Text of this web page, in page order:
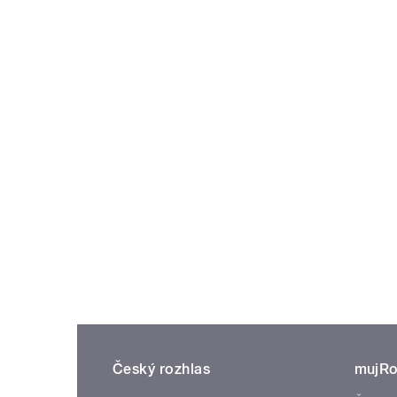
Český rozhlas